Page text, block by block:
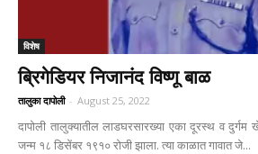
विशेष
ब्रिगेडियर निजानंद विष्णू बाळ
तालुका दापोली - August 25, 2022
दापोली तालुक्यातील लाडघरसारख्या एका दूरस्थ व दुर्गम
जन्म १८ डिसेंबर १९१० रोजी झाला. त्या काळात गावात जे...